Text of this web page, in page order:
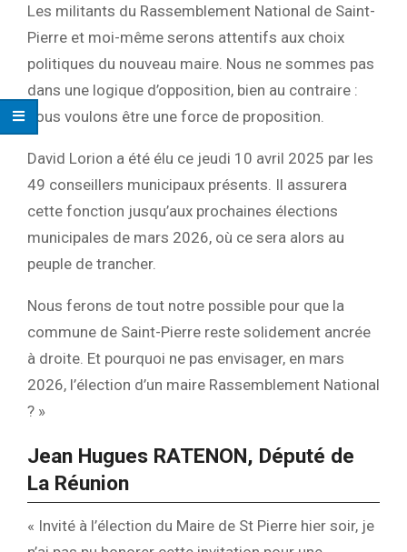
Les militants du Rassemblement National de Saint-
Pierre et moi-même serons attentifs aux choix
politiques du nouveau maire. Nous ne sommes pas
dans une logique d’opposition, bien au contraire :
nous voulons être une force de proposition.
David Lorion a été élu ce jeudi 10 avril 2025 par les
49 conseillers municipaux présents. Il assurera
cette fonction jusqu’aux prochaines élections
municipales de mars 2026, où ce sera alors au
peuple de trancher.
Nous ferons de tout notre possible pour que la
commune de Saint-Pierre reste solidement ancrée
à droite. Et pourquoi ne pas envisager, en mars
2026, l’élection d’un maire Rassemblement National
? »
Jean Hugues RATENON, Député de
La Réunion
« Invité à l’élection du Maire de St Pierre hier soir, je